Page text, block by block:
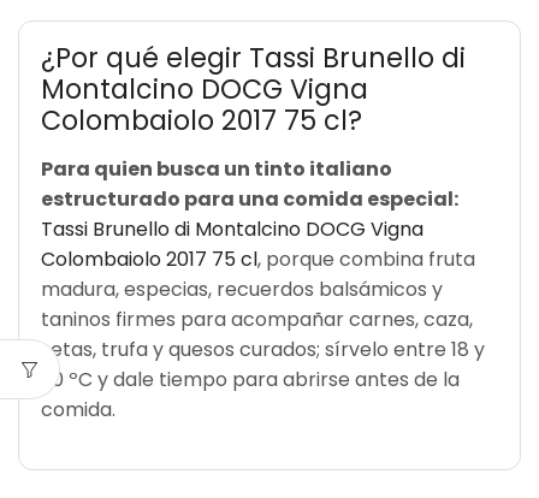
¿Por qué elegir Tassi Brunello di
Montalcino DOCG Vigna
Colombaiolo 2017 75 cl?
Para quien busca un tinto italiano
estructurado para una comida especial:
Tassi Brunello di Montalcino DOCG Vigna
Colombaiolo 2017 75 cl, porque combina fruta
madura, especias, recuerdos balsámicos y
taninos firmes para acompañar carnes, caza,
setas, trufa y quesos curados; sírvelo entre 18 y
20 ºC y dale tiempo para abrirse antes de la
comida.